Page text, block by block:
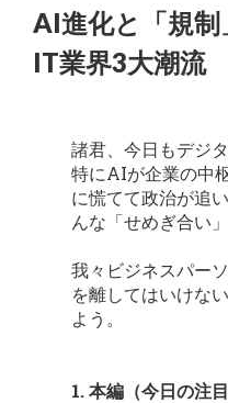
AI進化と「規
IT業界3大潮流
諸君、今日もデジ
特にAIが企業の中
に慌てて政治が追
んな「せめぎ合い」
我々ビジネスパー
を離してはいけな
よう。
1. 本編（今日の注